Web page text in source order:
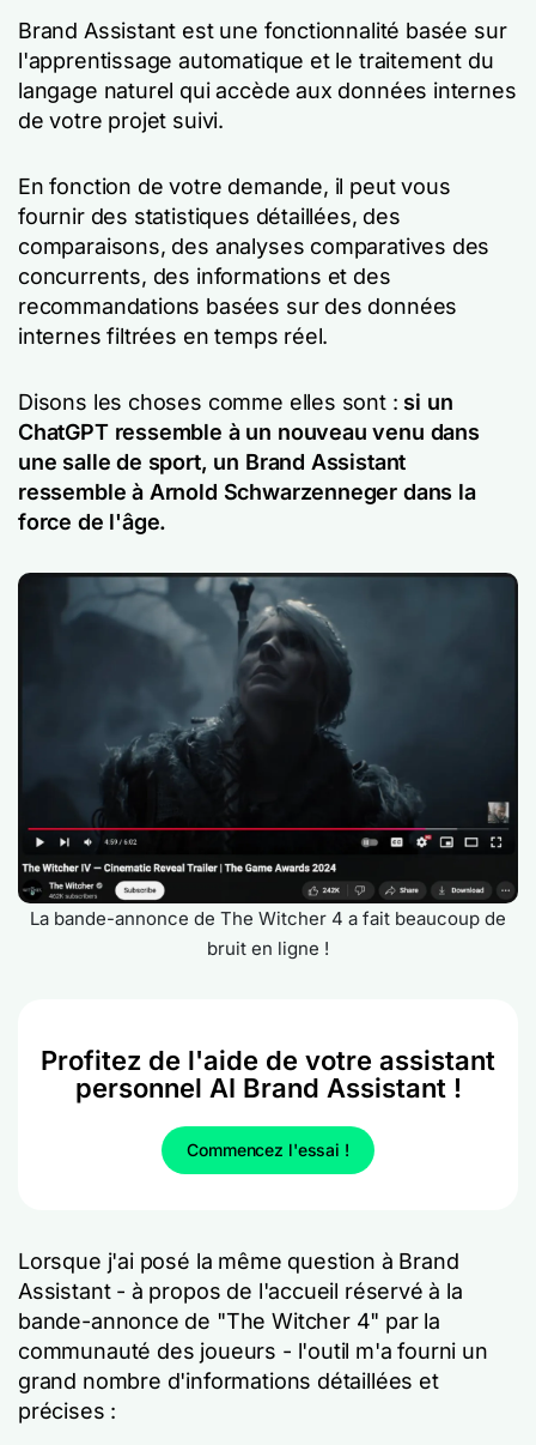
Brand Assistant est une fonctionnalité basée sur
l'apprentissage automatique et le traitement du
langage naturel qui accède aux données internes
de votre projet suivi.
En fonction de votre demande, il peut vous
fournir des statistiques détaillées, des
comparaisons, des analyses comparatives des
concurrents, des informations et des
recommandations basées sur des données
internes filtrées en temps réel.
Disons les choses comme elles sont : si un
ChatGPT ressemble à un nouveau venu dans
une salle de sport, un Brand Assistant
ressemble à Arnold Schwarzenneger dans la
force de l'âge.
La bande-annonce de The Witcher 4 a fait beaucoup de
bruit en ligne !
Profitez de l'aide de votre assistant
personnel AI Brand Assistant !
Commencez l'essai !
Lorsque j'ai posé la même question à Brand
Assistant - à propos de l'accueil réservé à la
bande-annonce de "The Witcher 4" par la
communauté des joueurs - l'outil m'a fourni un
grand nombre d'informations détaillées et
précises :